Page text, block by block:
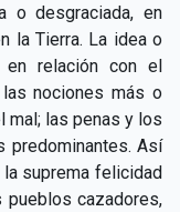
o desgraciada, en
la Tierra. La idea o
relación con el
nociones más o
mal; las penas y los
Así
suprema felicidad
cazadores,